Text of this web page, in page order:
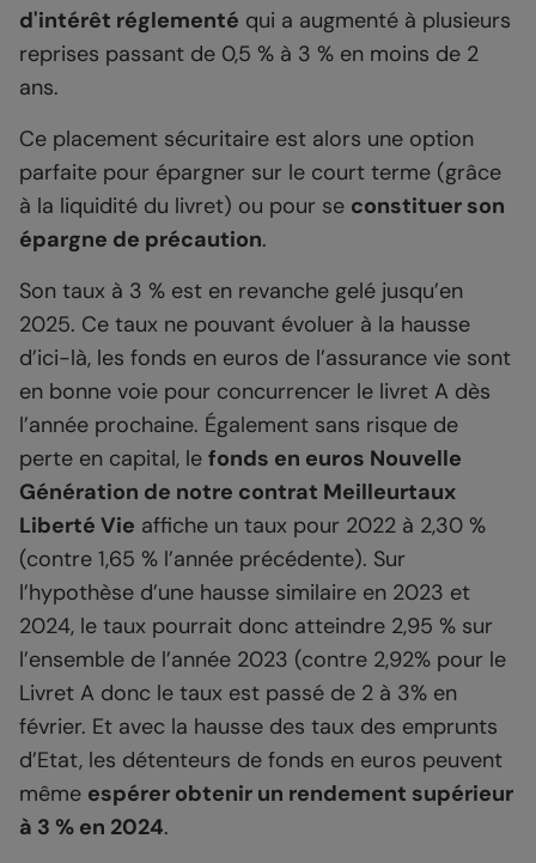
d'intérêt réglementé qui a augmenté à plusieurs
reprises passant de 0,5 % à 3 % en moins de 2
ans.
Ce placement sécuritaire est alors une option
parfaite pour épargner sur le court terme (grâce
à la liquidité du livret) ou pour se constituer son
épargne de précaution.
Son taux à 3 % est en revanche gelé jusqu’en
2025. Ce taux ne pouvant évoluer à la hausse
d’ici-là, les fonds en euros de l’assurance vie sont
en bonne voie pour concurrencer le livret A dès
l’année prochaine. Également sans risque de
perte en capital, le fonds en euros Nouvelle
Génération de notre contrat Meilleurtaux
Liberté Vie affiche un taux pour 2022 à 2,30 %
(contre 1,65 % l’année précédente). Sur
l’hypothèse d’une hausse similaire en 2023 et
2024, le taux pourrait donc atteindre 2,95 % sur
l’ensemble de l’année 2023 (contre 2,92% pour le
Livret A donc le taux est passé de 2 à 3% en
février. Et avec la hausse des taux des emprunts
d’Etat, les détenteurs de fonds en euros peuvent
même espérer obtenir un rendement supérieur
à 3 % en 2024.